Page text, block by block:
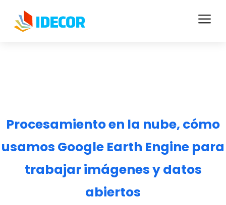
a
Procesamiento en la nube, cómo
usamos Google Earth Engine para
trabajar imágenes y datos
abiertos